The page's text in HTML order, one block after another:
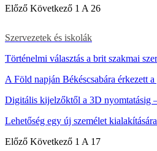
Előző Következő 1 A 26
Szervezetek és iskolák
Történelmi választás a brit szakmai
A Föld napján Békéscsabára érkezett
Digitális kijelzőktől a 3D nyomtatásig
Lehetőség egy új személet
Előző Következő 1 A 17